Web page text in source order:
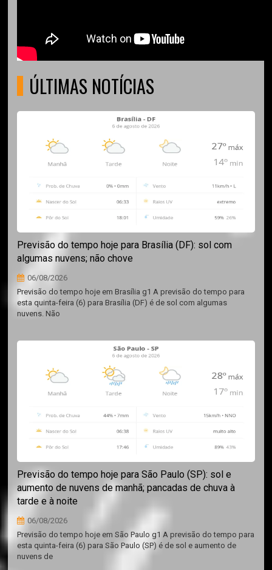
ÚLTIMAS NOTÍCIAS
Previsão do tempo hoje para Brasília (DF): sol com
algumas nuvens; não chove
06/08/2026
Previsão do tempo hoje em Brasília g1 A previsão do tempo para
esta quinta-feira (6) para Brasília (DF) é de sol com algumas
nuvens. Não
Previsão do tempo hoje para São Paulo (SP): sol e
aumento de nuvens de manhã; pancadas de chuva à
tarde e à noite
06/08/2026
Previsão do tempo hoje em São Paulo g1 A previsão do tempo para
esta quinta-feira (6) para São Paulo (SP) é de sol e aumento de
nuvens de